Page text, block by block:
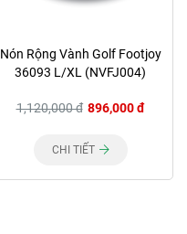
Nón Rộng Vành Golf Footjoy
36093 L/XL (NVFJ004)
1,120,000 đ 896,000 đ
CHI TIẾT